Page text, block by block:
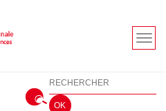
Rechercher
OK